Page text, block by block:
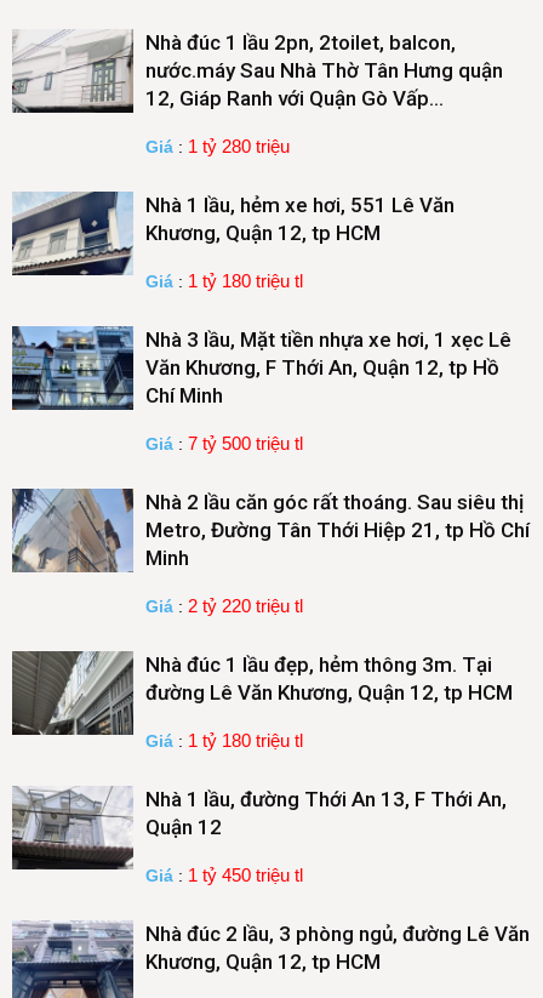
Nhà đúc 1 lầu 2pn, 2toilet, balcon,
nước.máy Sau Nhà Thờ Tân Hưng quận
12, Giáp Ranh với Quận Gò Vấp…
Giá : 1 tỷ 280 triệu
Nhà 1 lầu, hẻm xe hơi, 551 Lê Văn
Khương, Quận 12, tp HCM
Giá : 1 tỷ 180 triệu tl
Nhà 3 lầu, Mặt tiền nhựa xe hơi, 1 xẹc Lê
Văn Khương, F Thới An, Quận 12, tp Hồ
Chí Minh
Giá : 7 tỷ 500 triệu tl
Nhà 2 lầu căn góc rất thoáng. Sau siêu thị
Metro, Đường Tân Thới Hiệp 21, tp Hồ Chí
Minh
Giá : 2 tỷ 220 triệu tl
Nhà đúc 1 lầu đẹp, hẻm thông 3m. Tại
đường Lê Văn Khương, Quận 12, tp HCM
Giá : 1 tỷ 180 triệu tl
Nhà 1 lầu, đường Thới An 13, F Thới An,
Quận 12
Giá : 1 tỷ 450 triệu tl
Nhà đúc 2 lầu, 3 phòng ngủ, đường Lê Văn
Khương, Quận 12, tp HCM